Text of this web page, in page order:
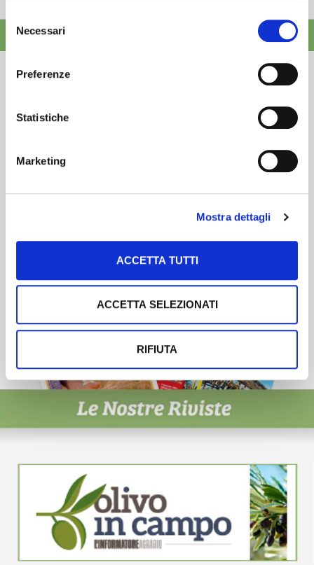
desideri accettare e cliccando ACCETTA SELEZIONATI.
Selezione
del
consenso
Necessari
Preferenze
Statistiche
Marketing
Mostra dettagli
ACCETTA TUTTI
ACCETTA SELEZIONATI
RIFIUTA
Scopri un servizio d'informazione di alta qualità. Tagliato sulle tue
ISCRIVITI